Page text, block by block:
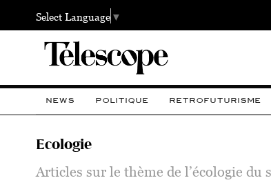
Select Language▼
NEWS POLITIQUE RETROFUTURISME
Ecologie
Articles sur le thème de l’écologie du